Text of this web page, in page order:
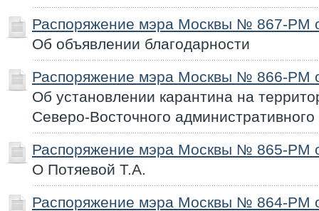
Распоряжение мэра Москвы № 867-РМ
Об объявлении благодарности
Распоряжение мэра Москвы № 866-РМ
Об установлении карантина на
Северо-Восточного
Распоряжение мэра Москвы № 865-РМ
О Потяевой Т.А.
Распоряжение мэра Москвы № 864-РМ